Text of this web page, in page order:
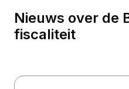
Nieuws over de
fiscaliteit